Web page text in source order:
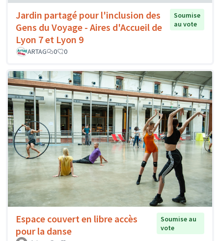
Jardin partagé pour l'inclusion des
Gens du Voyage - Aires d'Accueil de
Lyon 7 et Lyon 9
Soumise
au vote
ARTAG 0 0
Espace couvert en libre accès
pour la danse
Soumise au
vote